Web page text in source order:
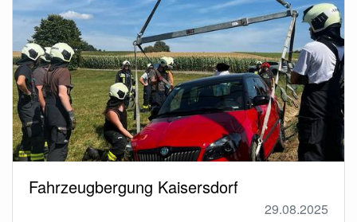
Fahrzeugbergung Kaisersdorf
29.08.2025